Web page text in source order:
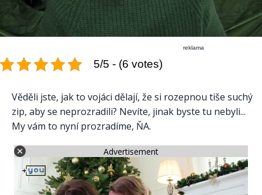
reklama
5/5 - (6 votes)
Věděli jste, jak to vojáci dělají, že si rozepnou tiše suchý
zip, aby se neprozradili? Nevíte, jinak byste tu nebyli...
My vám to nyní prozradíme, ŇA.
Advertisement